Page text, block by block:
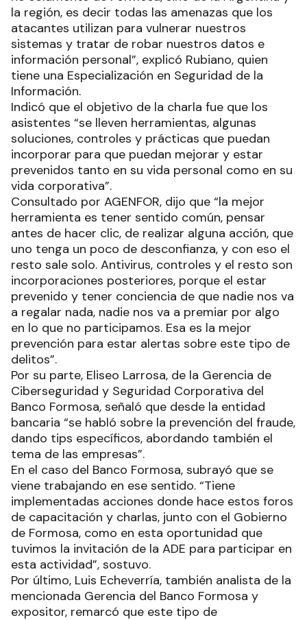
la región, es decir todas las amenazas que los
atacantes utilizan para vulnerar nuestros
sistemas y tratar de robar nuestros datos e
información personal”, explicó Rubiano, quien
tiene una Especialización en Seguridad de la
Información.
Indicó que el objetivo de la charla fue que los
asistentes “se lleven herramientas, algunas
soluciones, controles y prácticas que puedan
incorporar para que puedan mejorar y estar
prevenidos tanto en su vida personal como en su
vida corporativa”.
Consultado por AGENFOR, dijo que “la mejor
herramienta es tener sentido común, pensar
antes de hacer clic, de realizar alguna acción, que
uno tenga un poco de desconfianza, y con eso el
resto sale solo. Antivirus, controles y el resto son
incorporaciones posteriores, porque el estar
prevenido y tener conciencia de que nadie nos va
a regalar nada, nadie nos va a premiar por algo
en lo que no participamos. Esa es la mejor
prevención para estar alertas sobre este tipo de
delitos”.
Por su parte, Eliseo Larrosa, de la Gerencia de
Ciberseguridad y Seguridad Corporativa del
Banco Formosa, señaló que desde la entidad
bancaria “se habló sobre la prevención del fraude,
dando tips específicos, abordando también el
tema de las empresas”.
En el caso del Banco Formosa, subrayó que se
viene trabajando en ese sentido. “Tiene
implementadas acciones donde hace estos foros
de capacitación y charlas, junto con el Gobierno
de Formosa, como en esta oportunidad que
tuvimos la invitación de la ADE para participar en
esta actividad”, sostuvo.
Por último, Luis Echeverría, también analista de la
mencionada Gerencia del Banco Formosa y
expositor, remarcó que este tipo de